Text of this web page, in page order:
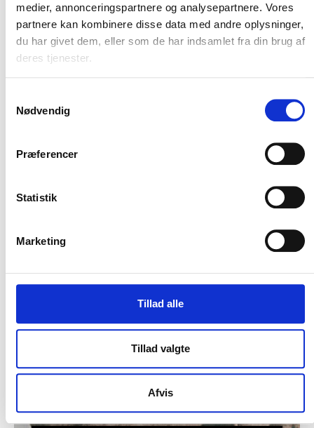
medier, annonceringspartnere og analysepartnere. Vores
partnere kan kombinere disse data med andre oplysninger,
du har givet dem, eller som de har indsamlet fra din brug af
deres tjenester.
Nødvendig
Præferencer
Statistik
Marketing
Tillad alle
Tillad valgte
Afvis
Flere varianter
Carhartt sleeve logo sweatshirt
med hætte
Carhartt
Hold mig opdateret
Bliv en del af vores kundeklub og modtag vores
relevante nyhedsbreve.